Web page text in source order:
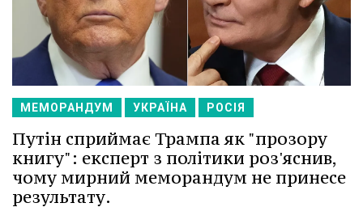
МЕМОРАНДУМ УКРАЇНА РОСІЯ
Путін сприймає Трампа як "прозору
книгу": експерт з політики роз'яснив,
чому мирний меморандум не принесе
результату.